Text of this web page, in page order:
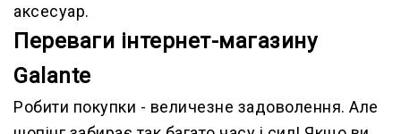
аксесуар.
Переваги інтернет-магазину
Galante
Робити покупки - величезне задоволення. Але